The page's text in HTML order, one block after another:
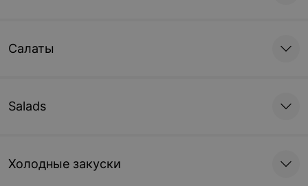
Салаты
Salads
Холодные закуски